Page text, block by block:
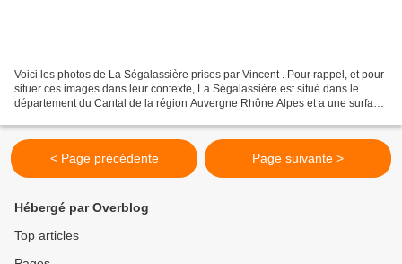
Voici les photos de La Ségalassière prises par Vincent . Pour rappel, et pour
situer ces images dans leur contexte, La Ségalassière est situé dans le
département du Cantal de la région Auvergne Rhône Alpes et a une surface
< Page précédente Page suivante >
Hébergé par Overblog
Top articles